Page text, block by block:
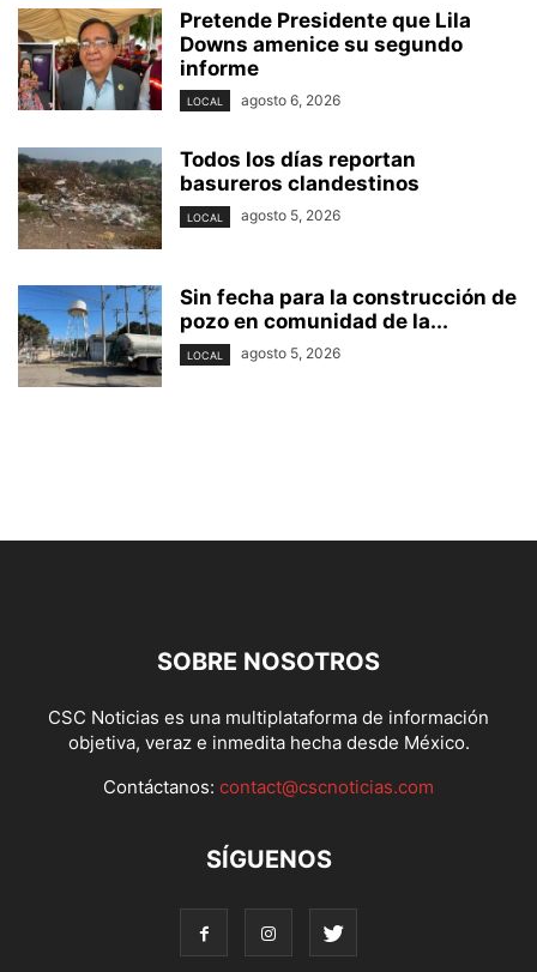
Pretende Presidente que Lila
Downs amenice su segundo
informe
LOCAL agosto 6, 2026
Todos los días reportan
basureros clandestinos
LOCAL agosto 5, 2026
Sin fecha para la construcción de
pozo en comunidad de la...
LOCAL agosto 5, 2026
SOBRE NOSOTROS
CSC Noticias es una multiplataforma de información
objetiva, veraz e inmedita hecha desde México.
Contáctanos: contact@cscnoticias.com
SÍGUENOS